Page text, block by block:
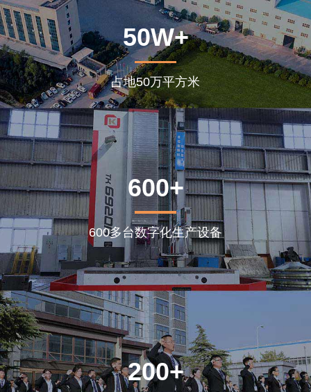
50W+
占地50万平方米
600+
600多台数字化生产设备
200+